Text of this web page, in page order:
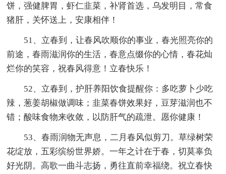
饼，强健脾胃，虾仁韭菜，补肾首选，乌发明目，常食
猪肝，关怀送上，安康相伴！
51、立春到，让春风吹顺你的事业，春光照亮你的
前途，春雨滋润你的生活，春意点缀你的心情，春花灿
烂你的笑容，祝春风得意！立春快乐！
52、立春到，护肝养阳饮食提醒你：多吃萝卜少吃
辣，葱姜胡椒做调味；韭菜春饼效果好，豆芽滋润也不
错；酸味食物来收敛，以防肝气的疏泄。愿你健康！
53、春雨润物无声息，二月春风似剪刀。草绿树荣
花绽放，五彩缤纷世界娇。一年之计在于春，切莫辜负
好光阴。高歌一曲斗志扬，勇往直前幸福绕。祝立春快